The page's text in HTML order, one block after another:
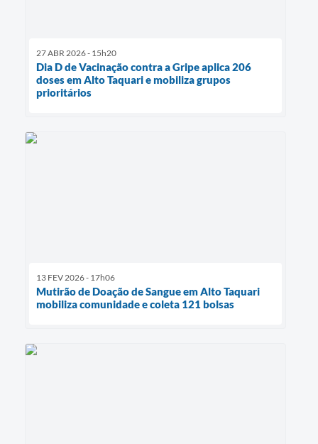
27 ABR 2026 - 15h20
Dia D de Vacinação contra a Gripe aplica 206
doses em Alto Taquari e mobiliza grupos
prioritários
13 FEV 2026 - 17h06
Mutirão de Doação de Sangue em Alto Taquari
mobiliza comunidade e coleta 121 bolsas